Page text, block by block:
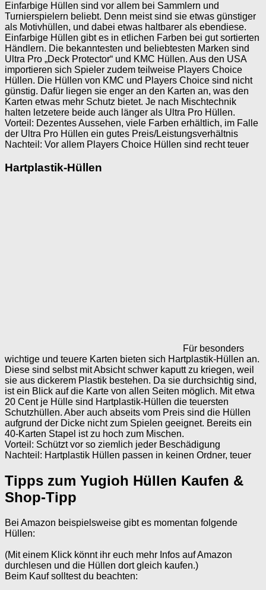
Einfarbige Hüllen sind vor allem bei Sammlern und
Turnierspielern beliebt. Denn meist sind sie etwas günstiger
als Motivhüllen, und dabei etwas haltbarer als ebendiese.
Einfarbige Hüllen gibt es in etlichen Farben bei gut sortierten
Händlern. Die bekanntesten und beliebtesten Marken sind
Ultra Pro „Deck Protector“ und KMC Hüllen. Aus den USA
importieren sich Spieler zudem teilweise Players Choice
Hüllen. Die Hüllen von KMC und Players Choice sind nicht
günstig. Dafür liegen sie enger an den Karten an, was den
Karten etwas mehr Schutz bietet. Je nach Mischtechnik
halten letzetere beide auch länger als Ultra Pro Hüllen.
Vorteil: Dezentes Aussehen, viele Farben erhältlich, im Falle
der Ultra Pro Hüllen ein gutes Preis/Leistungsverhältnis
Nachteil: Vor allem Players Choice Hüllen sind recht teuer
Hartplastik-Hüllen
Für besonders
wichtige und teuere Karten bieten sich Hartplastik-Hüllen an.
Diese sind selbst mit Absicht schwer kaputt zu kriegen, weil
sie aus dickerem Plastik bestehen. Da sie durchsichtig sind,
ist ein Blick auf die Karte von allen Seiten möglich. Mit etwa
20 Cent je Hülle sind Hartplastik-Hüllen die teuersten
Schutzhüllen. Aber auch abseits vom Preis sind die Hüllen
aufgrund der Dicke nicht zum Spielen geeignet. Bereits ein
40-Karten Stapel ist zu hoch zum Mischen.
Vorteil: Schützt vor so ziemlich jeder Beschädigung
Nachteil: Hartplastik Hüllen passen in keinen Ordner, teuer
Tipps zum Yugioh Hüllen Kaufen &
Shop-Tipp
Bei Amazon beispielsweise gibt es momentan folgende
Hüllen:
(Mit einem Klick könnt ihr euch mehr Infos auf Amazon
durchlesen und die Hüllen dort gleich kaufen.)
Beim Kauf solltest du beachten: